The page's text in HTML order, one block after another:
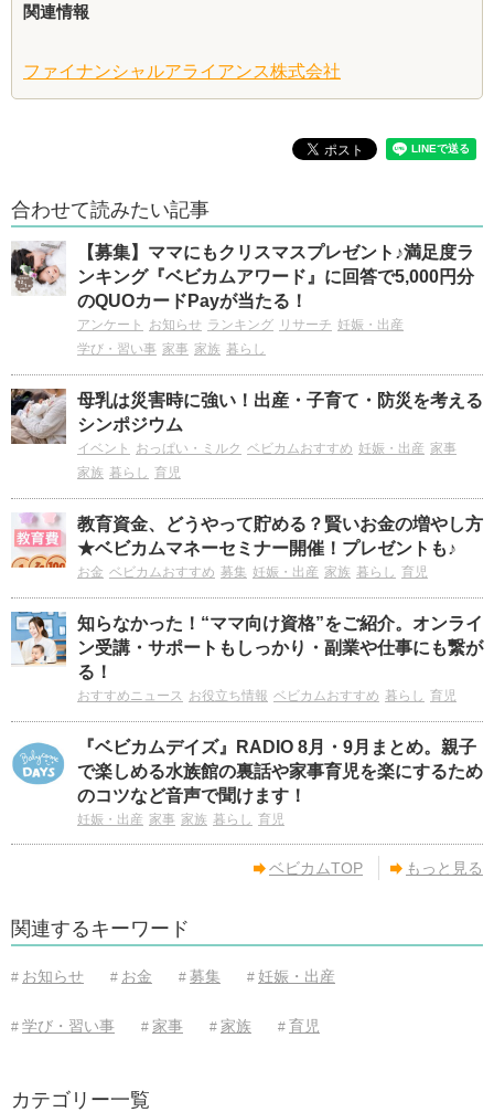
関連情報
ファイナンシャルアライアンス株式会社
合わせて読みたい記事
【募集】ママにもクリスマスプレゼント♪満足度ラ
ンキング『ベビカムアワード』に回答で5,000円分
のQUOカードPayが当たる！
アンケート お知らせ ランキング リサーチ 妊娠・出産
学び・習い事 家事 家族 暮らし
母乳は災害時に強い！出産・子育て・防災を考える
シンポジウム
イベント おっぱい・ミルク ベビカムおすすめ 妊娠・出産 家事
家族 暮らし 育児
教育資金、どうやって貯める？賢いお金の増やし方
★ベビカムマネーセミナー開催！プレゼントも♪
お金 ベビカムおすすめ 募集 妊娠・出産 家族 暮らし 育児
知らなかった！“ママ向け資格”をご紹介。オンライ
ン受講・サポートもしっかり・副業や仕事にも繋が
る！
おすすめニュース お役立ち情報 ベビカムおすすめ 暮らし 育児
『ベビカムデイズ』RADIO 8月・9月まとめ。親子
で楽しめる水族館の裏話や家事育児を楽にするため
のコツなど音声で聞けます！
妊娠・出産 家事 家族 暮らし 育児
ベビカムTOP もっと見る
関連するキーワード
# お知らせ # お金 # 募集 # 妊娠・出産
# 学び・習い事 # 家事 # 家族 # 育児
カテゴリー一覧